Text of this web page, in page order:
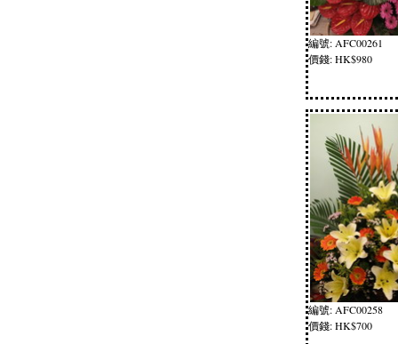
編號: AFC00261
價錢: HK$980
編號: AFC00258
價錢: HK$700